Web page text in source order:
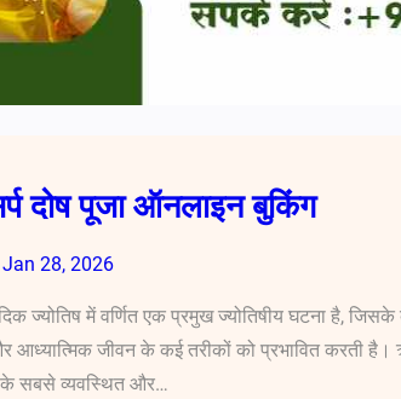
दोष पूजा ऑनलाइन बुकिंग
Jan 28, 2026
ज्योतिष में वर्णित एक प्रमुख ज्योतिषीय घटना है, जिसके
आध्यात्मिक जीवन के कई तरीकों को प्रभावित करती है।
के सबसे व्यवस्थित और…